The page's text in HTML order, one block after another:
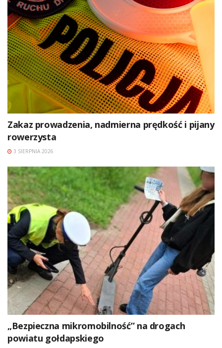
Zakaz prowadzenia, nadmierna prędkość i pijany
rowerzysta
3 SIERPNIA 2026
„Bezpieczna mikromobilność” na drogach
powiatu gołdapskiego